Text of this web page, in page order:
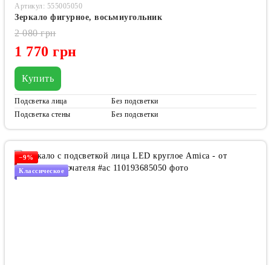
Артикул: 555005050
Зеркало фигурное, восьмиугольник
1 770 грн
2 080 грн
Купить
Подсветка лица
Без подсветки
Подсветка стены
Без подсветки
−9%
Классическое